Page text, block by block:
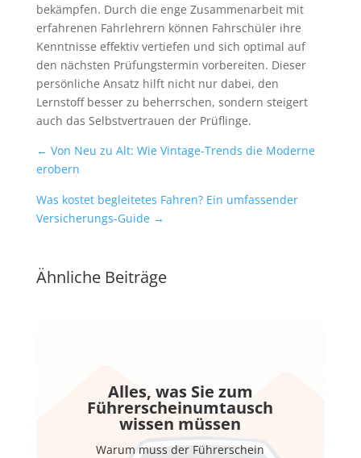
bekämpfen. Durch die enge Zusammenarbeit mit
erfahrenen Fahrlehrern können Fahrschüler ihre
Kenntnisse effektiv vertiefen und sich optimal auf
den nächsten Prüfungstermin vorbereiten. Dieser
persönliche Ansatz hilft nicht nur dabei, den
Lernstoff besser zu beherrschen, sondern steigert
auch das Selbstvertrauen der Prüflinge.
← Von Neu zu Alt: Wie Vintage-Trends die Moderne
erobern
Was kostet begleitetes Fahren? Ein umfassender
Versicherungs-Guide→
Ähnliche Beiträge
Alles, was Sie zum
Führerscheinumtausch
wissen müssen
Warum muss der Führerschein